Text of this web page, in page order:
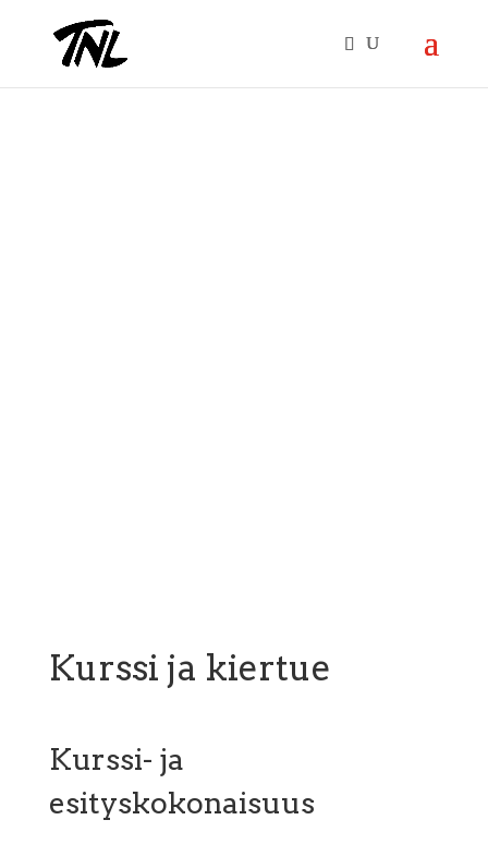
Kurssi ja kiertue
Kurssi- ja
esityskokonaisuus